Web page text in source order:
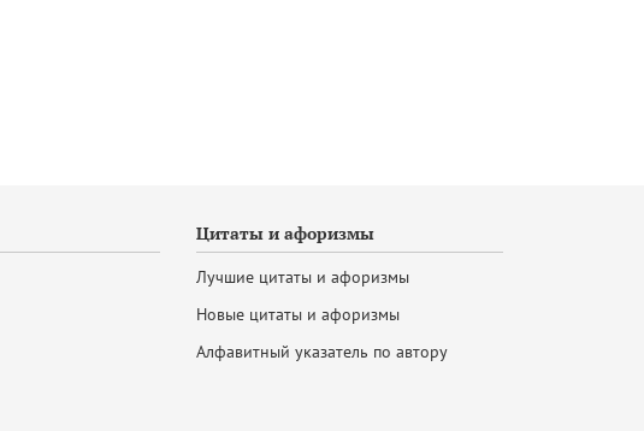
Цитаты и афоризмы
Лучшие цитаты и афоризмы
Новые цитаты и афоризмы
Алфавитный указатель по автору